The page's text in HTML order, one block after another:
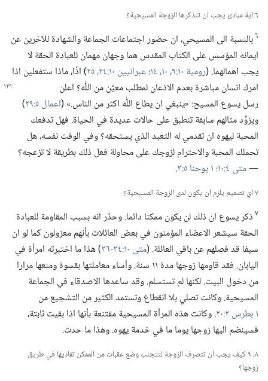
٦ اية مبادئ يجب ان تتذكرها الزوجة المسيحية؟‏
٦بالنسبة الى المسيحي،‏ ان حضور اجتماعات الجماعة والشهادة للآخرين عن
ايمانه المؤسس على الكتاب المقدس هما وجهان مهمان للعبادة الحقة لا
يجب اهمالهما.‏ (‏رومية ١٠:‏​٩،‏ ١٠،‏ عبرانيين ١٠:‏​٢٤،‏ ٢٥
‏)‏ اذًا،‏ ماذا ستفعلين اذا
امرك انسان مباشرة بعدم الاذعان لمطلب معيَّن من اللّٰه؟‏ اعلن
رسل يسوع المسيح:‏ «ينبغي ان يطاع اللّٰه اكثر من الناس.‏» (‏اعمال ٥:‏٢٩
‏)‏
ويزوِّد مثالهم سابقة تنطبق على حالات عديدة في الحياة.‏ فهل تدفعك
المحبة ليهوه ان تقدمي له التعبد الذي يستحقه؟‏ وفي الوقت نفسه،‏ هل
تحملك المحبة والاحترام لزوجك على محاولة فعل ذلك بطريقة لا تزعجه؟‏
—‏متى ٤:‏١٠؛‏ ‏.‏
٧ ايّ تصميم يلزم ان يكون لدى الزوجة المسيحية؟‏
٧ذكر يسوع ان ذلك لن يكون ممكنا دائما.‏ وحذّر انه بسبب المقاومة للعبادة
الحقة سيشعر الاعضاء المؤمنون في بعض العائلات بأنهم معزولون كما لو ان
سيفا قد فصلهم عن باقي العائلة.‏ (‏متى ١٠:‏​٣٤-‏٣٦
‏)‏ هذا ما اختبرته امرأة في
اليابان.‏ فقد قاومها زوجها مدة ١١ سنة.‏ وأساء معاملتها بقسوة ومنعها مرارا
من دخول البيت.‏ لكنها لم تستسلم.‏ وقد ساعدها الاصدقاء في الجماعة
المسيحية.‏ وكانت تصلي بلا انقطاع وتستمد الكثير من التشجيع من
١ بطرس ٢:‏٢٠
‏.‏ وكانت هذه المرأة المسيحية مقتنعة بأنها اذا بقيت ثابتة،‏
فسينضم اليها زوجها يوما ما في خدمة يهوه.‏ وهذا ما حدث.‏
٨،‏ ٩ كيف يجب ان تتصرف الزوجة لتتجنب وضع عقبات من الممكن تفاديها في طريق
زوجها؟‏